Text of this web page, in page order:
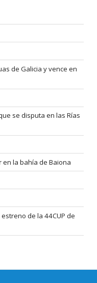
de Galicia y vence en
se disputa en las Rías
en la bahía de Baiona
de la 44CUP de